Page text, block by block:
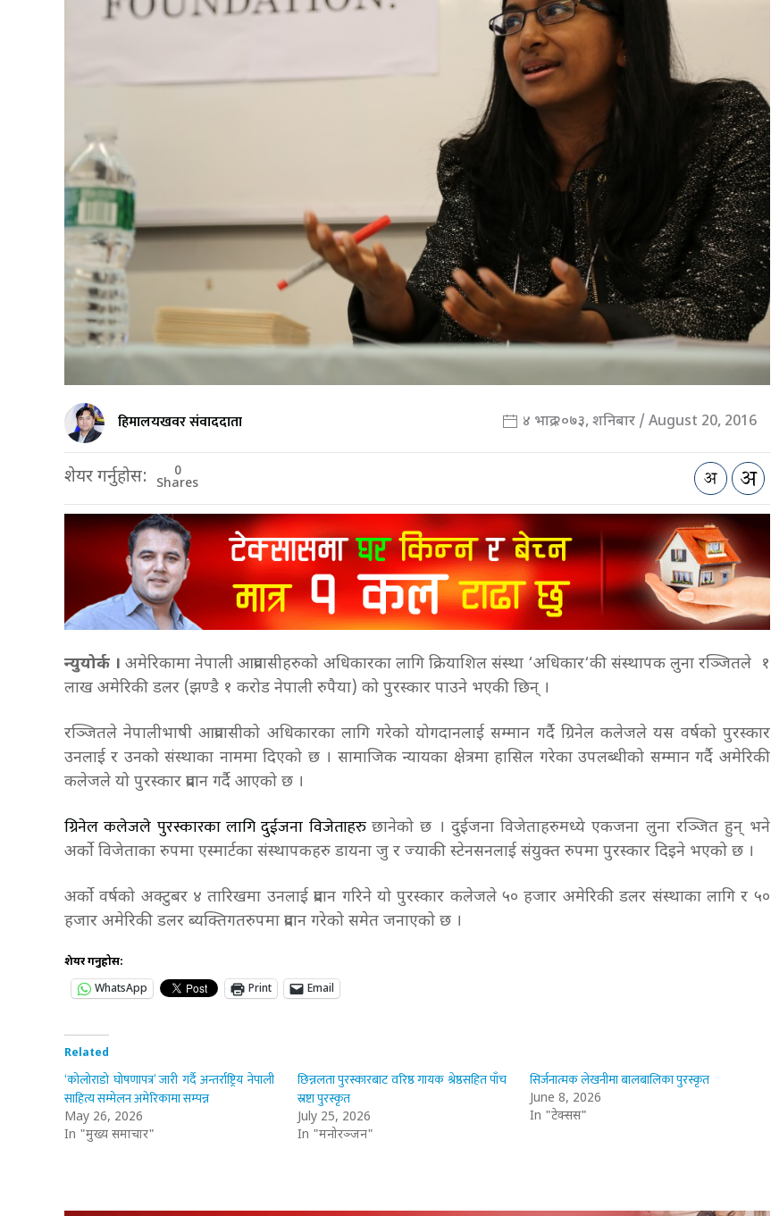
हिमालयखवर संवाददाता ४ भाद्र २०७३, शनिबार / August 20, 2016
शेयर गर्नुहोस: 0
Shares
न्युयोर्क । अमेरिकामा नेपाली आप्रवासीहरुको अधिकारका लागि क्रियाशिल संस्था ‘अधिकार‘की संस्थापक लुना रञ्जितले १
लाख अमेरिकी डलर (झण्डै १ करोड नेपाली रुपैया) को पुरस्कार पाउने भएकी छिन् ।
रञ्जितले नेपालीभाषी आप्रवासीको अधिकारका लागि गरेको योगदानलाई सम्मान गर्दै ग्रिनेल कलेजले यस वर्षको पुरस्कार
उनलाई र उनको संस्थाका नाममा दिएको छ । सामाजिक न्यायका क्षेत्रमा हासिल गरेका उपलब्धीको सम्मान गर्दै अमेरिकी
कलेजले यो पुरस्कार प्रदान गर्दै आएको छ ।
ग्रिनेल कलेजले पुरस्कारका लागि दुईजना विजेताहरु छानेको छ । दुईजना विजेताहरुमध्ये एकजना लुना रञ्जित हुन् भने
अर्को विजेताका रुपमा एस्मार्टका संस्थापकहरु डायना जु र ज्याकी स्टेनसनलाई संयुक्त रुपमा पुरस्कार दिइने भएको छ ।
अर्को वर्षको अक्टुबर ४ तारिखमा उनलाई प्रदान गरिने यो पुरस्कार कलेजले ५० हजार अमेरिकी डलर संस्थाका लागि र ५०
हजार अमेरिकी डलर ब्यक्तिगतरुपमा प्रदान गरेको समेत जनाएको छ ।
शेयर गर्नुहोस:
WhatsApp
Print Email
Related
‘कोलोराडो घोषणापत्र’ जारी गर्दै अन्तर्राष्ट्रिय नेपाली
साहित्य सम्मेलन अमेरिकामा सम्पन्न
May 26, 2026
In "मुख्य समाचार"
छिन्नलता पुरस्कारबाट वरिष्ठ गायक श्रेष्ठसहित पाँच
स्रष्टा पुरस्कृत
July 25, 2026
In "मनोरञ्जन"
सिर्जनात्मक लेखनीमा बालबालिका पुरस्कृत
June 8, 2026
In "टेक्सस"